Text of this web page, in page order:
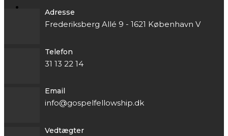
Adresse
Frederiksberg Allé 9 - 1621 København V
Telefon
31 13 22 14
Email
info@gospelfellowship.dk
Vedtægter